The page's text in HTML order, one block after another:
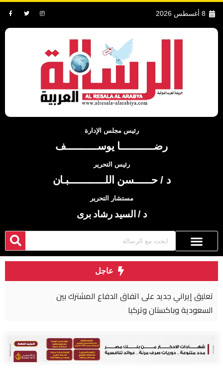
8 أغسطس 2026
رئيس مجلس الإدارة
رضــــــــــــا يوســـــــــــف
رئيس التحرير
د / حــــــسن اللـــــــــــــبـان
مستشار التحرير
د / السيد رشاد برى
عاجل
تعليق إيراني جديد على اتفاق الدفاع المشترك بين
السعودية وباكستان وتركيا